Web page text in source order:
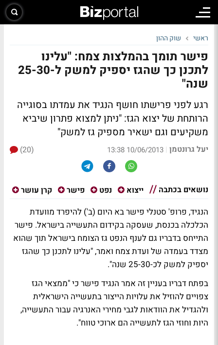
ראשי שוק ההון
פישר תומך בהמלצות צמח: "עלינו
לתכנן כך שהגז יספיק למשק ל-25-30
שנה"
רגע לפני פרישתו חושף הנגיד את עמדתו בסוגייה
הרותחת של יצוא הגז: "ניתן למצוא פתרון שיביא
משקיעים וגם ישאיר מספיק גז למשק"
יעל גרונטמן |
10/06/2013 13:38
(20)
נושאים בכתבה ייצוא נפט פישר קרן עושר
הנגיד, פרופ' סטנלי פישר בא היום (ב') להיפרד מוועדת
הכלכלה בכנסת, שעסקה בקידום התעשייה בישראל. פישר
התייחס בדבריו גם לענף הנפט גז הצומח בישראל תוך שהוא
מצדד בעמדה של ועדת צמח ואמר, "עלינו לתכנן כך שהגז
יספיק למשק לכ-25-30 שנה".
בפתח דבריו בעניין זה אמר הנגיד פישר כי "ממצאי הגז
צפויים להוזיל את עלויות הייצור בתעשייה הישראלית
ולהגדיל את הוודאות לגבי מחירי האנרגיה עבור התעשייה,
היות וחוזי הגז לתעשייה הם ארוכי טווח".